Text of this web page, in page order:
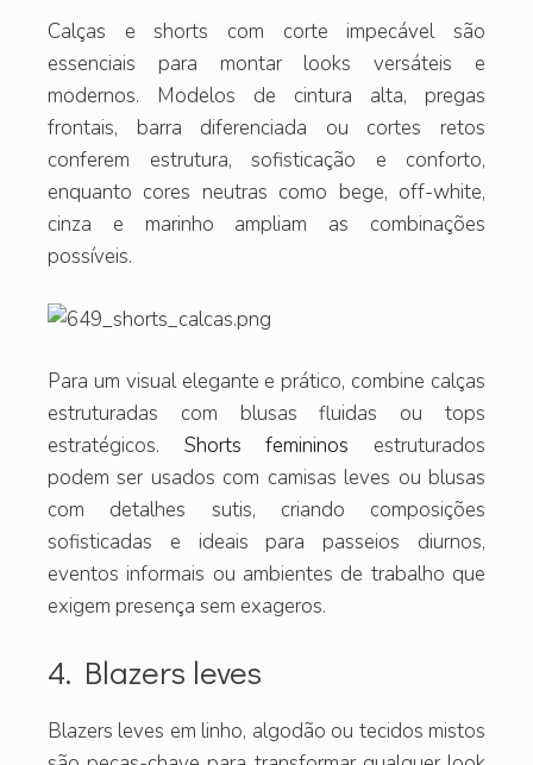
Calças e shorts com corte impecável são
essenciais para montar looks versáteis e
modernos. Modelos de cintura alta, pregas
frontais, barra diferenciada ou cortes retos
conferem estrutura, sofisticação e conforto,
enquanto cores neutras como bege, off-white,
cinza e marinho ampliam as combinações
possíveis.
Para um visual elegante e prático, combine calças
estruturadas com blusas fluidas ou tops
estratégicos. Shorts femininos estruturados
podem ser usados com camisas leves ou blusas
com detalhes sutis, criando composições
sofisticadas e ideais para passeios diurnos,
eventos informais ou ambientes de trabalho que
exigem presença sem exageros.
4. Blazers leves
Blazers leves em linho, algodão ou tecidos mistos